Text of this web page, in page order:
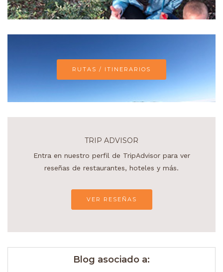
RUTAS / ITINERARIOS
TRIP ADVISOR
Entra en nuestro perfil de TripAdvisor para ver
reseñas de restaurantes, hoteles y más.
VER RESEÑAS
Blog asociado a: